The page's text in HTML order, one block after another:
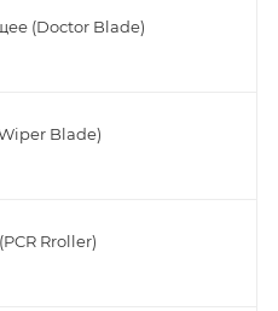
(Doctor Blade)
Blade)
Rroller)